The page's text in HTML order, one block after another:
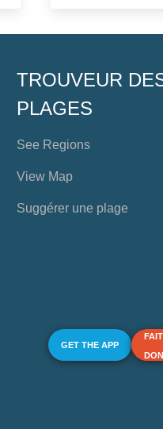
TROUVEUR
PLAGES
See Regions
View Map
Suggérer une plage
GET THE APP
DON